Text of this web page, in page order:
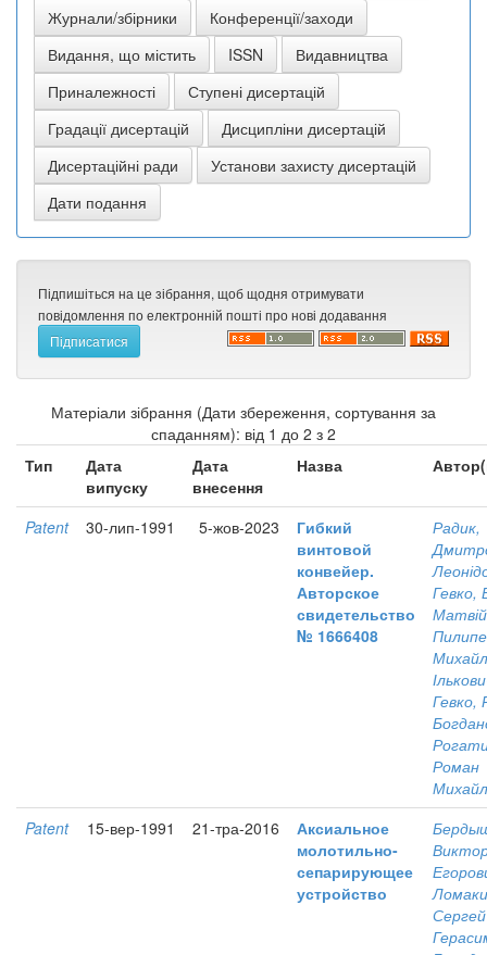
Підпишіться на це зібрання, щоб щодня отримувати
повідомлення по електронній пошті про нові додавання
Матеріали зібрання (Дати збереження, сортування за
спаданням): від 1 до 2 з 2
Тип
Дата
випуску
Дата
внесення
Назва
Patent 30-лип-1991 5-жов-2023
Гибкий
винтовой
конвейер.
Авторское
свидетельство
№ 1666408
Радик,
Гевко,
Гевко,
Роман
Patent
15-вер-1991 21-тра-2016
Аксиальное
молотильно-
сепарирующее
устройство
Сергей